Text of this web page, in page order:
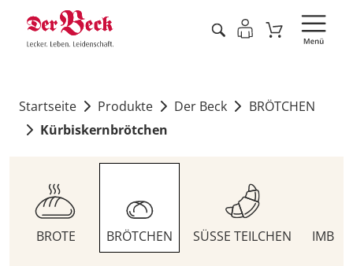
Startseite Produkte Der Beck
BRÖTCHEN
Kürbiskernbrötchen
BROTE BRÖTCHEN SÜSSE TEILCHEN